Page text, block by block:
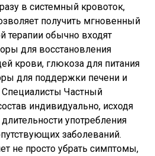
в системный кровоток,
получить мгновенный
терапии обычно входят
для восстановления
крови, глюкоза для питания
для поддержки печени и
Частный
индивидуально, исходя
употребления
заболеваний.
не просто убрать симптомы,